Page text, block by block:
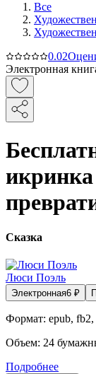
Все
0.02
Электронная
Сказка
Люси Поэль
Электронная6 ₽
Формат: epub,
Объем: 24
Подробнее